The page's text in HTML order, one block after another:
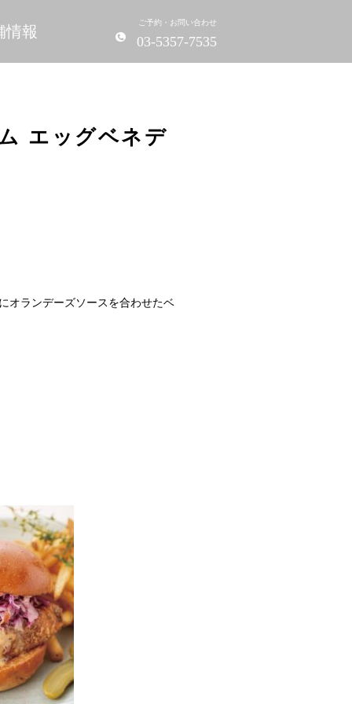
ご予約・お問い合わせ
03-5357-7535
情報
エッグベネデ
オランデーズソースを合わせたベ